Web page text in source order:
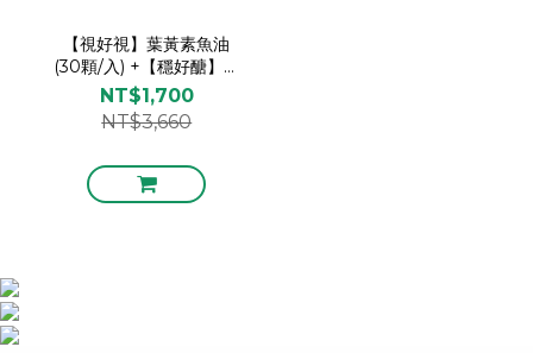
【視好視】葉黃素魚油
(30顆/入) +【穩好醣】白
腎豆仙人掌 (60顆/入)
NT$1,700
NT$3,660